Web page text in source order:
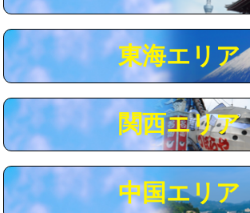
マス交換（土の掘削・埋め戻し作業）
マス交換（深さ50㎝未満）
マス交換（深さ50㎝以上）
コンクリート斫り（厚さ10㎝まで）
コンクリート斫り（厚さ10㎝超え）
モルタル補修（厚さ10㎝まで）
モルタル補修（厚さ10㎝超え）
東海エリア
関西エリア
中国エリア